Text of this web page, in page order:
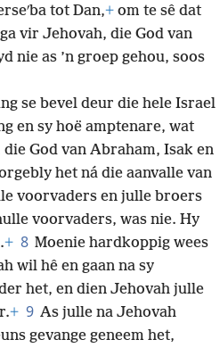
tot Dan,+ om te sê dat
vir Jehovah, die God van
nie as ’n groep gehou, soos
se bevel deur die hele Israel
en sy hoë amptenare, wat
God van Abraham, Isak en
het ná die aanvalle van
voorvaders en julle broers
voorvaders, was nie. Hy
+ 8 Moenie hardkoppig wees
wil hê en gaan na sy
het, en dien Jehovah julle
+ 9 As julle na Jehovah
gevange geneem het,